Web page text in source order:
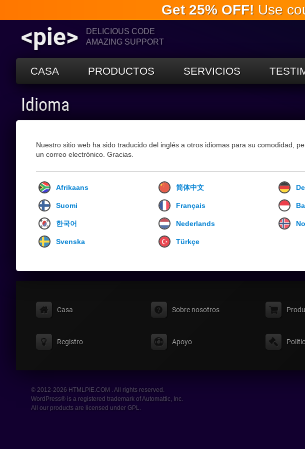
Get 25% OFF! Use
<pie>
DELICIOUS CODE
AMAZING SUPPORT
CASA PRODUCTOS SERVICIOS
Idioma
Nuestro sitio web ha sido traducido del inglés a otros idiomas para su comodidad,
un correo electrónico. Gracias.
Afrikaans 简体中文
Suomi Français
한국어 Nederlands
Svenska Türkçe
Casa Sobre nosotros
Registro Apoyo
© 2012-2026 HTMLPIE.COM . All rights reserved.
WordPress® is a registered trademark of Automattic, Inc.
All our products are licensed under GPL.